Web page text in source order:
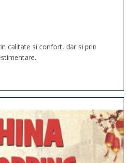
calitate si confort, dar si prin